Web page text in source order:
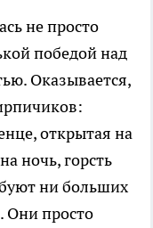
не просто
победой над
Оказывается,
открытая на
ночь, горсть
ни больших
Они просто